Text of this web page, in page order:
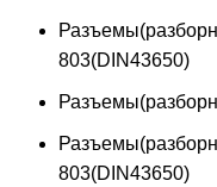
803(DIN43650)
803(DIN43650)